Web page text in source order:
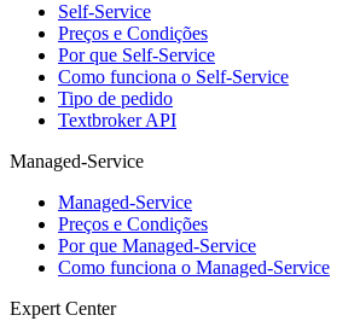
Self-Service
Preços e Condições
Por que Self-Service
Como funciona o Self-Service
Tipo de pedido
Textbroker API
Managed-Service
Managed-Service
Preços e Condições
Por que Managed-Service
Como funciona o Managed-Service
Expert Center